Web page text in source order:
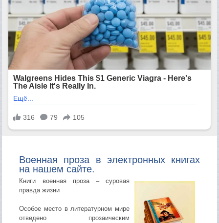
Военная проза в электронных книгах
на нашем сайте.
Книги военная проза – суровая
правда жизни
Особое место в литературном мире
отведено прозаическим